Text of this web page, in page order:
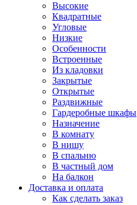
Высокие
Квадратные
Угловые
Низкие
Особенности
Встроенные
Из кладовки
Закрытые
Открытые
Раздвижные
Гардеробные шкафы
Назначение
В комнату
В нишу
В спальню
В частный дом
На балкон
Доставка и оплата
Как сделать заказ